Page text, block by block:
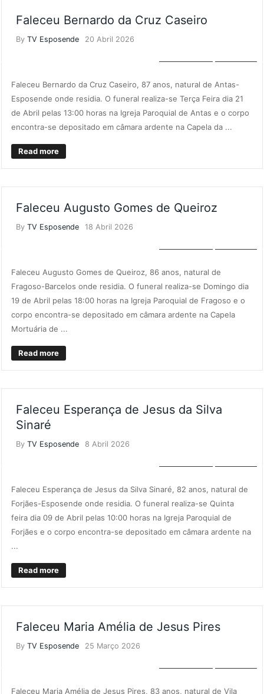
Faleceu Bernardo da Cruz Caseiro
ByTV Esposende 20 Abril 2026
Faleceu Bernardo da Cruz Caseiro, 87 anos, natural de Antas-
Esposende onde residia. O funeral realiza-se Terça Feira dia 21
de Abril pelas 13:00 horas na Igreja Paroquial de Antas e o corpo
encontra-se depositado em câmara ardente na Capela da ...
Read more
Faleceu Augusto Gomes de Queiroz
ByTV Esposende 18 Abril 2026
Faleceu Augusto Gomes de Queiroz, 86 anos, natural de
Fragoso-Barcelos onde residia. O funeral realiza-se Domingo dia
19 de Abril pelas 18:00 horas na Igreja Paroquial de Fragoso e o
corpo encontra-se depositado em câmara ardente na Capela
Mortuária de ...
Read more
Faleceu Esperança de Jesus da Silva
Sinaré
ByTV Esposende 8 Abril 2026
Faleceu Esperança de Jesus da Silva Sinaré, 82 anos, natural de
Forjães-Esposende onde residia. O funeral realiza-se Quinta
feira dia 09 de Abril pelas 10:00 horas na Igreja Paroquial de
Forjães e o corpo encontra-se depositado em câmara ardente na
...
Read more
Faleceu Maria Amélia de Jesus Pires
ByTV Esposende 25 Março 2026
Faleceu Maria Amélia de Jesus Pires, 83 anos, natural de Vila